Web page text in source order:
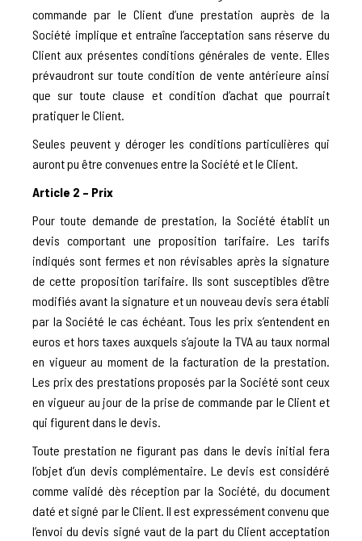
commande par le Client d’une prestation auprès de la
Société implique et entraîne l’acceptation sans réserve du
Client aux présentes conditions générales de vente. Elles
prévaudront sur toute condition de vente antérieure ainsi
que sur toute clause et condition d’achat que pourrait
pratiquer le Client.
Seules peuvent y déroger les conditions particulières qui
auront pu être convenues entre la Société et le Client.
Article 2 – Prix
Pour toute demande de prestation, la Société établit un
devis comportant une proposition tarifaire. Les tarifs
indiqués sont fermes et non révisables après la signature
de cette proposition tarifaire. Ils sont susceptibles d’être
modifiés avant la signature et un nouveau devis sera établi
par la Société le cas échéant. Tous les prix s’entendent en
euros et hors taxes auxquels s’ajoute la TVA au taux normal
en vigueur au moment de la facturation de la prestation.
Les prix des prestations proposés par la Société sont ceux
en vigueur au jour de la prise de commande par le Client et
qui figurent dans le devis.
Toute prestation ne figurant pas dans le devis initial fera
l’objet d’un devis complémentaire. Le devis est considéré
comme validé dès réception par la Société, du document
daté et signé par le Client. Il est expressément convenu que
l’envoi du devis signé vaut de la part du Client acceptation